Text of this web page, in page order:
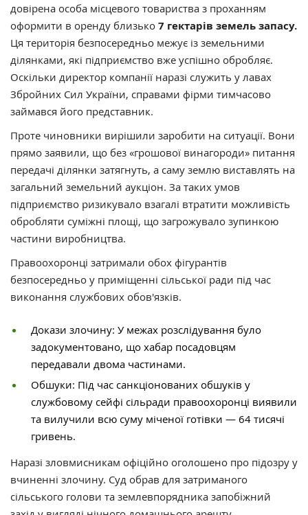
довірена особа місцевого товариства з проханням
оформити в оренду близько 7 гектарів земель запасу.
Ця територія безпосередньо межує із земельними
ділянками, які підприємство вже успішно обробляє.
Оскільки директор компанії наразі служить у лавах
Збройних Сил України, справами фірми тимчасово
займався його представник.
Проте чиновники вирішили заробити на ситуації. Вони
прямо заявили, що без «грошової винагороди» питання
передачі ділянки затягнуть, а саму землю виставлять на
загальний земельний аукціон. За таких умов
підприємство ризикувало взагалі втратити можливість
обробляти суміжні площі, що загрожувало зупинкою
частини виробництва.
Правоохоронці затримали обох фігурантів
безпосередньо у приміщенні сільської ради під час
виконання службових обов'язків.
Докази злочину: У межах розслідування було
задокументовано, що хабар посадовцям
передавали двома частинами.
Обшуки: Під час санкціонованих обшуків у
службовому сейфі сільради правоохоронці виявили
та вилучили всю суму міченої готівки — 64 тисячі
гривень.
Наразі зловмисникам офіційно оголошено про підозру у
вчиненні злочину. Суд обрав для затриманого
сільського голови та землевпорядника запобіжний